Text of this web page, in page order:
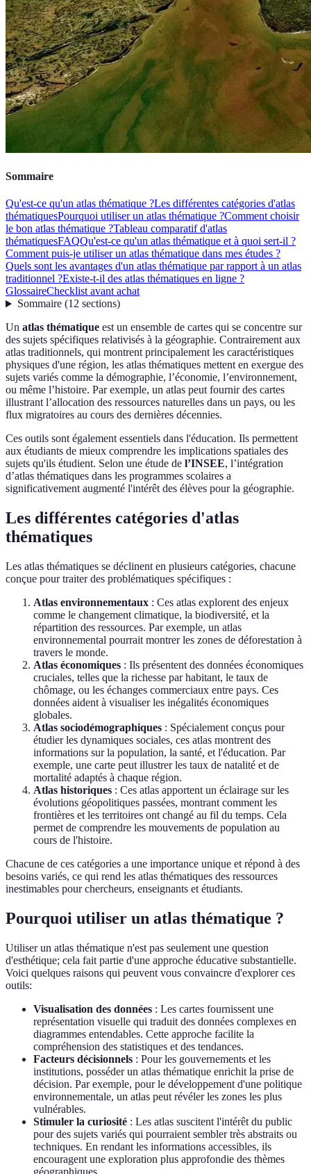
Sommaire
Qu'est-ce qu'un atlas thématique ?Les différentes catégories d'atlas
thématiquesPourquoi utiliser un atlas thématique ?Comment choisir
le bon atlas thématique ?Tableau comparatif d'atlas
thématiquesFAQQu'est-ce qu'un atlas thématique et à quoi sert-il ?
Comment puis-je utiliser un atlas thématique dans mes études ?
Quels sont les avantages d'un atlas thématique par rapport à un atlas
traditionnel ?Existe-t-il des atlas thématiques en ligne ?
GlossaireChecklist avant achat
Sommaire(12 sections)
Un atlas thématique est un ensemble de cartes qui se concentre sur
des sujets spécifiques relativisés à la géographie. Contrairement aux
atlas traditionnels, qui montrent principalement les caractéristiques
physiques d'une région, les atlas thématiques mettent en exergue des
sujets variés comme la démographie, l’économie, l’environnement,
ou même l’histoire. Par exemple, un atlas peut fournir des cartes
illustrant l’allocation des ressources naturelles dans un pays, ou les
flux migratoires au cours des dernières décennies.
Ces outils sont également essentiels dans l'éducation. Ils permettent
aux étudiants de mieux comprendre les implications spatiales des
sujets qu'ils étudient. Selon une étude de l’INSEE, l’intégration
d’atlas thématiques dans les programmes scolaires a
significativement augmenté l'intérêt des élèves pour la géographie.
Les différentes catégories d'atlas
thématiques
Les atlas thématiques se déclinent en plusieurs catégories, chacune
conçue pour traiter des problématiques spécifiques :
Atlas environnementaux : Ces atlas explorent des enjeux
comme le changement climatique, la biodiversité, et la
répartition des ressources. Par exemple, un atlas
environnemental pourrait montrer les zones de déforestation à
travers le monde.
Atlas économiques : Ils présentent des données économiques
cruciales, telles que la richesse par habitant, le taux de
chômage, ou les échanges commerciaux entre pays. Ces
données aident à visualiser les inégalités économiques
globales.
Atlas sociodémographiques : Spécialement conçus pour
étudier les dynamiques sociales, ces atlas montrent des
informations sur la population, la santé, et l'éducation. Par
exemple, une carte peut illustrer les taux de natalité et de
mortalité adaptés à chaque région.
Atlas historiques : Ces atlas apportent un éclairage sur les
évolutions géopolitiques passées, montrant comment les
frontières et les territoires ont changé au fil du temps. Cela
permet de comprendre les mouvements de population au
cours de l'histoire.
Chacune de ces catégories a une importance unique et répond à des
besoins variés, ce qui rend les atlas thématiques des ressources
inestimables pour chercheurs, enseignants et étudiants.
Pourquoi utiliser un atlas thématique ?
Utiliser un atlas thématique n'est pas seulement une question
d'esthétique; cela fait partie d'une approche éducative substantielle.
Voici quelques raisons qui peuvent vous convaincre d'explorer ces
outils:
Visualisation des données : Les cartes fournissent une
représentation visuelle qui traduit des données complexes en
diagrammes entendables. Cette approche facilite la
compréhension des statistiques et des tendances.
Facteurs décisionnels : Pour les gouvernements et les
institutions, posséder un atlas thématique enrichit la prise de
décision. Par exemple, pour le développement d'une politique
environnementale, un atlas peut révéler les zones les plus
vulnérables.
Stimuler la curiosité : Les atlas suscitent l'intérêt du public
pour des sujets variés qui pourraient sembler très abstraits ou
techniques. En rendant les informations accessibles, ils
encouragent une exploration plus approfondie des thèmes
géographiques.